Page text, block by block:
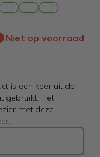
Niet op voorraad
is een keer uit de
gebruikt. Het
met deze
...